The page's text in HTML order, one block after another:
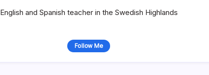
English and Spanish teacher in the Swedish Highlands
Follow Me